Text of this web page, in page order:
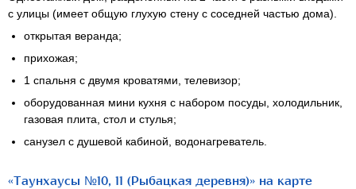
с улицы (имеет общую глухую стену с соседней частью дома).
открытая веранда;
прихожая;
1 спальня с двумя кроватями, телевизор;
оборудованная мини кухня с набором посуды, холодильник,
газовая плита, стол и стулья;
санузел с душевой кабиной, водонагреватель.
«Таунхаусы №10, 11 (Рыбацкая деревня)» на карте